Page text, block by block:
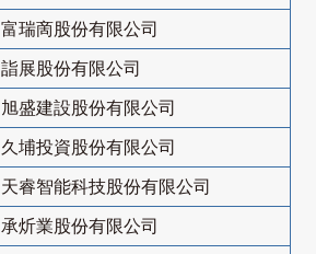
富瑞啇股份有限公司
詣展股份有限公司
旭盛建設股份有限公司
久埔投資股份有限公司
天睿智能科技股份有限公司
承炘業股份有限公司